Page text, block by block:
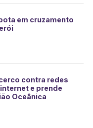
em cruzamento
contra redes
e prende
Oceânica